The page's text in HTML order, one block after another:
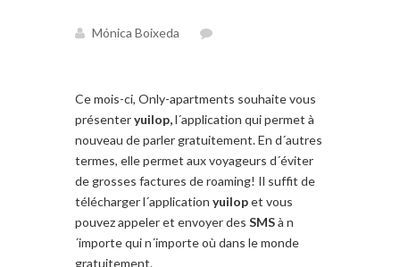
Mónica Boixeda
Ce mois-ci, Only-apartments souhaite vous
présenteryuilop,l´application qui permet à
nouveau de parler gratuitement. En d´autres
termes, elle permet aux voyageurs d´éviter
de grosses factures de roaming! Il suffit de
télécharger l´application yuilopet vous
pouvez appeler et envoyer des SMSà n
´importe qui n´importe où dans le monde
gratuitement.